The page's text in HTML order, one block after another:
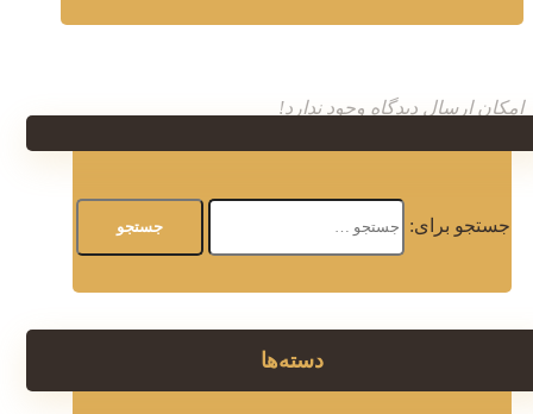
امکان ارسال دیدگاه وجود ندارد!
جستجو برای:
دسته‌ها